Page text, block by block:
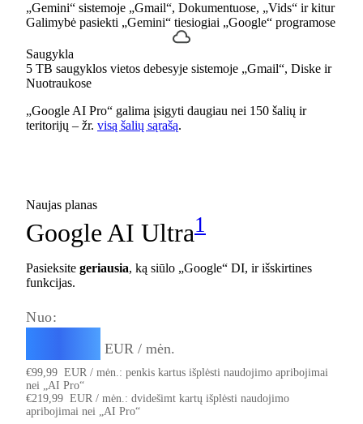
„Gemini“ sistemoje „Gmail“, Dokumentuose, „Vids“ ir kitur
Galimybė pasiekti „Gemini“ tiesiogiai „Google“ programose
Saugykla
5 TB saugyklos vietos debesyje sistemoje „Gmail“, Diske ir
Nuotraukose
„Google AI Pro“ galima įsigyti daugiau nei 150 šalių ir
teritorijų – žr. visą šalių sąrašą.
Naujas planas
Google AI Ultra1
Pasieksite geriausia, ką siūlo „Google“ DI, ir išskirtines
funkcijas.
Nuo:
EUR / mėn.
€99,99 EUR / mėn.: penkis kartus išplėsti naudojimo apribojimai
nei „AI Pro“
€219,99 EUR / mėn.: dvidešimt kartų išplėsti naudojimo
apribojimai nei „AI Pro“